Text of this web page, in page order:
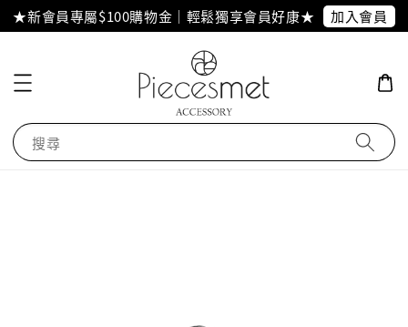
★新會員專屬$100購物金｜輕鬆獨享會員好康★ 加入會員
搜尋